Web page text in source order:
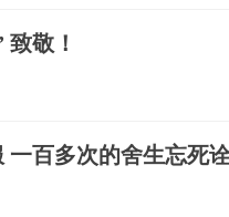
敬！
百多次的舍生忘死